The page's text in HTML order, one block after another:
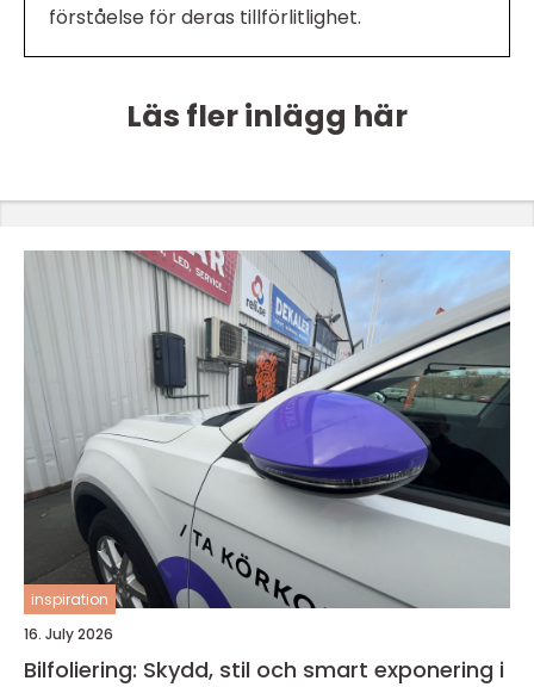
förståelse för deras tillförlitlighet.
Läs fler inlägg här
inspiration
16. July 2026
Bilfoliering: Skydd, stil och smart exponering i